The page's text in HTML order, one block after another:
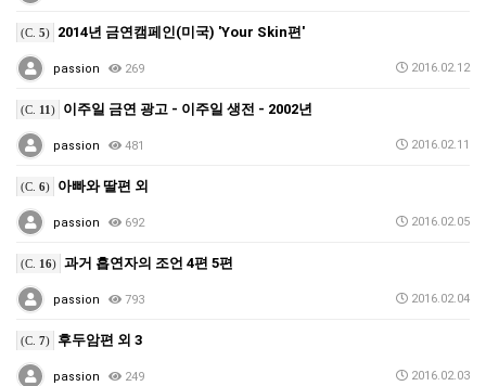
(C. 5) 2014년 금연캠페인(미국) 'Your Skin편'
passion 269 2016.02.12
(C. 11) 이주일 금연 광고 - 이주일 생전 - 2002년
passion 481 2016.02.11
(C. 6) 아빠와 딸편 외
passion 692 2016.02.05
(C. 16) 과거 흡연자의 조언 4편 5편
passion 793 2016.02.04
(C. 7) 후두암편 외 3
passion 249 2016.02.03